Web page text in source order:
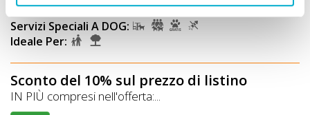
Animali Ammessi:
Servizi Speciali A DOG:
Ideale Per:
Sconto del 10% sul prezzo di listino
IN PIÙ compresi nell'offerta:...